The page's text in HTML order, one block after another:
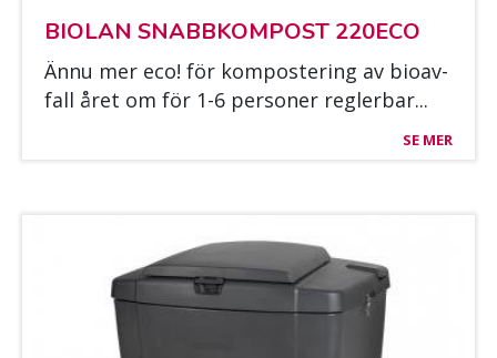
BIO­LAN SNABB­KOM­POST 220ECO
Ännu mer eco! för kom­pos­te­ring av bio­av­
fall året om för 1-6 per­so­ner regler­bar...
SE MER